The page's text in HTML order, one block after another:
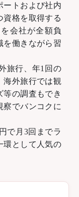
ートおよび社内
資格を取得する
会社が全額負
を働きながら習
旅行、年1回の
海外旅行では観
の調査もでき
察でバンコクに
で月3回までラ
環として人気の